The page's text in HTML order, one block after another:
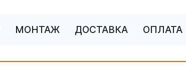
МОНТАЖ ДОСТАВКА ОПЛАТА